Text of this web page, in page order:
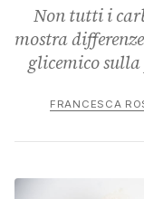
Non tutti i
mostra
glicemico
FRANCESCA